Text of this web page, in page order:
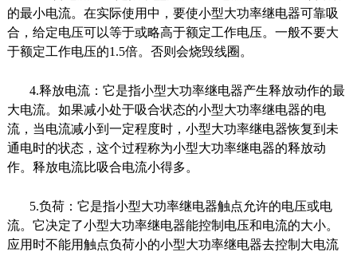
的最小电流。在实际使用中，要使小型大功率继电器可靠吸
合，给定电压可以等于或略高于额定工作电压。一般不要大
于额定工作电压的1.5倍。否则会烧毁线圈。
4.释放电流：它是指小型大功率继电器产生释放动作的最
大电流。如果减小处于吸合状态的小型大功率继电器的电
流，当电流减小到一定程度时，小型大功率继电器恢复到未
通电时的状态，这个过程称为小型大功率继电器的释放动
作。释放电流比吸合电流小得多。
5.负荷：它是指小型大功率继电器触点允许的电压或电
流。它决定了小型大功率继电器能控制电压和电流的大小。
应用时不能用触点负荷小的小型大功率继电器去控制大电流